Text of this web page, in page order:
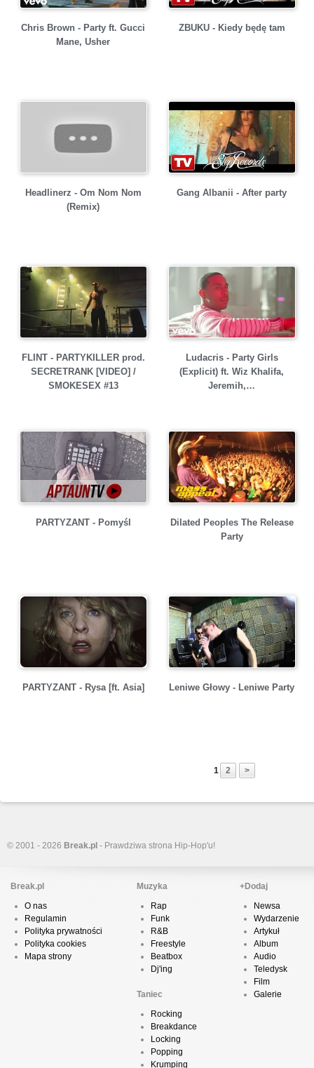
Chris Brown - Party ft. Gucci
Mane, Usher
ZBUKU - Kiedy będę tam
Headlinerz - Om Nom Nom
(Remix)
Gang Albanii - After party
FLINT - PARTYKILLER prod.
SECRETRANK [VIDEO] /
SMOKESEX #13
Ludacris - Party Girls
(Explicit) ft. Wiz Khalifa,
Jeremih,…
PARTYZANT - Pomyśl
Dilated Peoples The Release
Party
PARTYZANT - Rysa [ft. Asia] Leniwe Głowy - Leniwe Party
1 2 >
© 2001 - 2026 Break.pl - Prawdziwa strona Hip-Hop'u!
Break.pl
O nas
Regulamin
Polityka prywatności
Polityka cookies
Mapa strony
Muzyka
Rap
Funk
R&B
Freestyle
Beatbox
Dj'ing
Taniec
Rocking
Breakdance
Locking
Popping
Krumping
+Dodaj
Newsa
Wydarzenie
Artykuł
Album
Audio
Teledysk
Film
Galerie